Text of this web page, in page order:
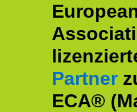
Partner
ECA®